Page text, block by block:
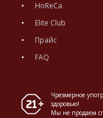
HoReCa
Elite Club
Прайс
FAQ
Чрезмерное
здоровью!
Мы не продаем